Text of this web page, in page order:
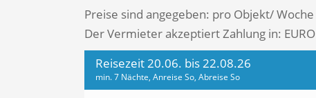
Preise sind angegeben: pro Objekt/ Woche
Der Vermieter akzeptiert Zahlung in: EURO
Reisezeit 20.06. bis 22.08.26
min. 7 Nächte, Anreise So, Abreise So